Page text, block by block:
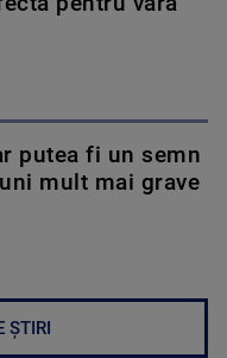
putea fi un semn
mult mai grave
ȘTIRI